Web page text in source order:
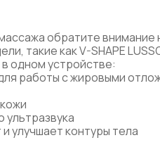
обратите внимание
такие как V-SHAPE
одном устройстве:
работы с жировыми
улучшает контуры тела